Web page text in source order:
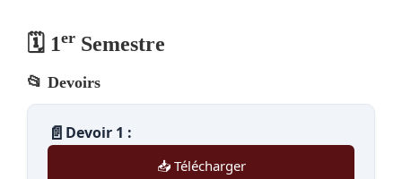
🗓️ 1er Semestre
📂 Devoirs
📄 Devoir 1 :
📥 Télécharger